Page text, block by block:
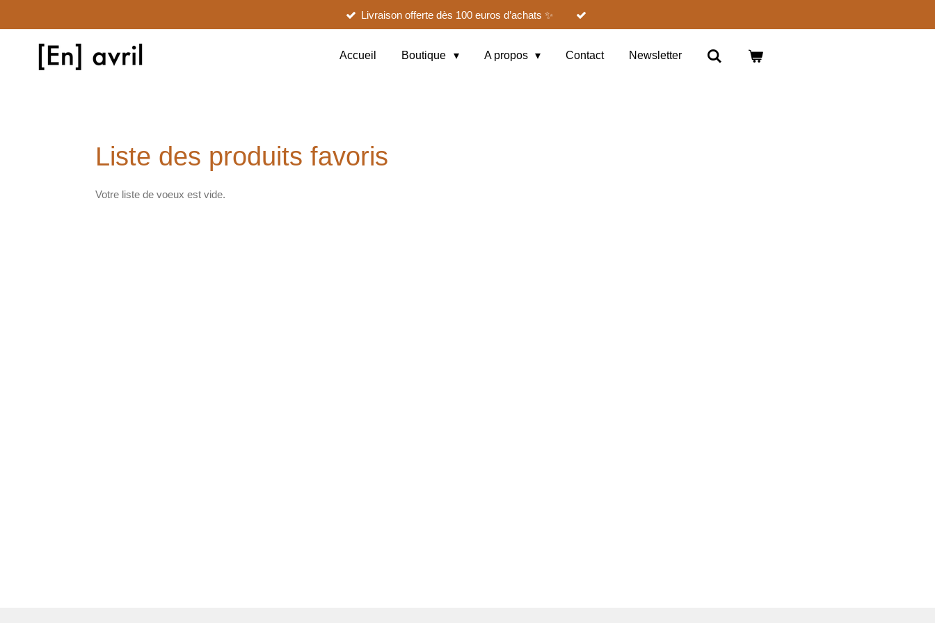
principal
Livraison offerte dès 100 euros d’achats ✨
Accueil Boutique A propos Contact Newsletter
Liste des produits favoris
Votre liste de voeux est vide.